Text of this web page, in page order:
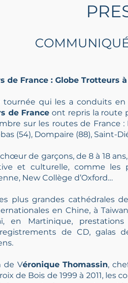
de France : Globe Trotteurs à
tournée qui les a conduits
de France ont repris la route
sur les routes de France :
(54), Dompaire (88), Saint-
chœur de garçons, de 8 à 18
et culturelle, comme
New Collège d’Oxford…
plus grandes cathédrales
en Chine, à
en Martinique,
de CD,
de Véronique Thomassin,
de Bois de 1999 à 2011, les